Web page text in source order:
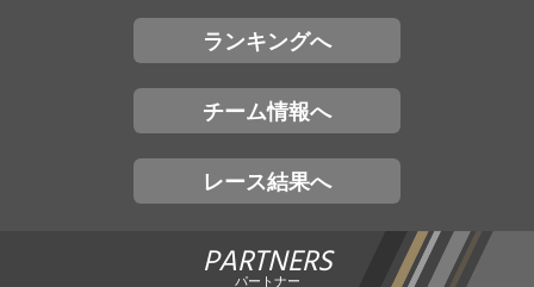
ランキングへ
チーム情報へ
レース結果へ
PARTNERS
パートナー